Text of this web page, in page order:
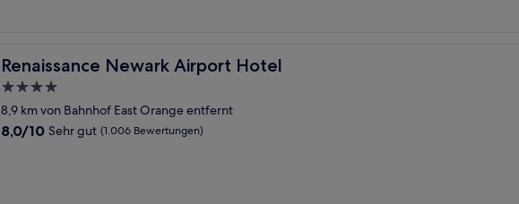
Renaissance Newark Airport Hotel
Renaissance Newark Airport Hotel
4.0-
Sterne-
Unterkunft
8,9 km von Bahnhof East Orange entfernt
8.0
8,0/10 Sehr gut (1.006 Bewertungen)